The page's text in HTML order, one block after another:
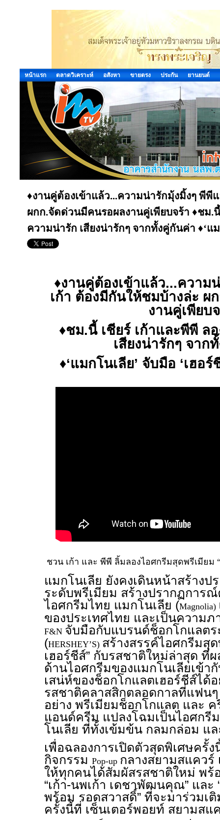
หน้าแรก ตลาดวิเคราะห์ อสังหา ขายตรง ประกัน ยานยนต์
♦️งานคู่ต้องเข้าแล้ว...ความน่ารักมุ้งมิ้งๆ พีพี
ผกก.จัดด่วนมีคนรอผลงานคู่เพียบจร้า ♦️ชม.
ความน่ารัก เสียงน่ารักๆ จากทั้งคู่กันค่า ♦️‘แม
♦️งานคู่ต้องเข้าแล้ว...ความ
เก้า ต้องมีกันให้ชมบ้างล่ะ ผ
งานคู่เพียบ
♦️ชม.นี้ เชียร์ เก้าและพีพี ล
เสียงน่ารักๆ จาก
♦️‘แมกโนเลีย’ จับมือ ‘เฮอร์
ชวน เก้า และ พีพี ลิ้มลองไอศกรีมสุดพรีเมียม
แมกโนเลีย ยังคงเดินหน้าสร้าง
ระดับพรีเมียม สร้างปรากฏการณ์
ไอศกรีมไทย แมกโนเลีย (Magnolia)
ของประเทศไทย และเป็นความ
F&N จับมือกับแบรนด์ช็อกโกแลตร
(HERSHEY’S) สร้างสรรค์ไอศกรีมสุ
เฮอร์ชีส์” กับรสชาติใหม่ล่าสุด ที่
ด้านไอศกรีมของแมกโนเลียเข้
เสน่ห์ของช็อกโกแลตเฮอร์ชีส์ได้
รสชาติคลาสสิกตลอดกาลที่แฟนๆ
อย่าง พรีเมียมช็อกโกแลต และ
แอนด์ครีม แปลงโฉมเป็นไอศกรี
โนเลีย ที่ทั้งเข้มข้น กลมกล่อม แ
เพื่อฉลองการเปิดตัวสุดพิเศษครั้
กิจกรรม Pop-up กลางสยามสแคว
ให้ทุกคนได้สัมผัสรสชาติใหม่ พร้
“เก้า-นพเก้า เดชาพัฒนคุณ” แล
พร้อม รอดสวาสดิ์” ที่จะมาร่วมเ
ครั้งนี้ที่ เซ็นเตอร์พอยท์ สยามสแ